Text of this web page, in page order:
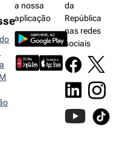
a nossa
aplicação
da
República
nas redes
sociais